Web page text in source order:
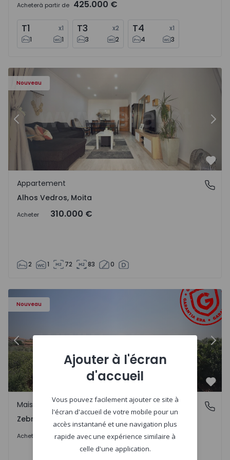
Acheterà partir de 425.000 €
T1 x1
1
1
T3 x2
3
2
T4 x1
4
3
Nouveau
Appartement T2 Moita, Alhos Vedros - 1572464 - 1
Précédent
Alhos Vedros, Moita
Appartement
Alhos Vedros, Moita
Acheter 310.000 €
2 1 72 83 0
Nouveau
- 43
Maison de Ville T4 Idanha-a-Nova, Zebreira e Segura -
Précédent
Zebreira e Segura, Castelo Branco
Maison de Ville
Zebreira e Segura, Castelo Branco
Acheter 79.000 €
Ajouter à l'écran
d'accueil
Vous pouvez facilement ajouter ce site à
l'écran d'accueil de votre mobile pour un
accès instantané et une navigation plus
rapide avec une expérience similaire à
celle d'une application.